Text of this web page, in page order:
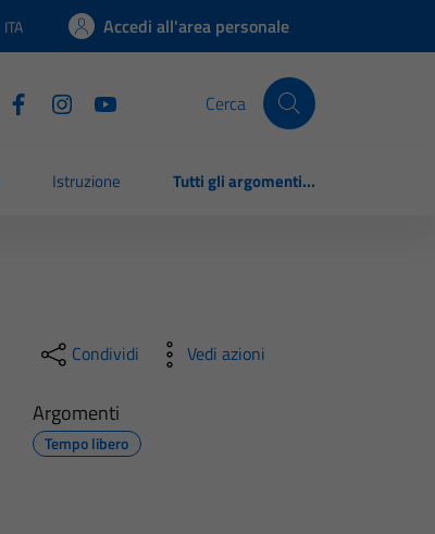
Lingua attiva:
ITA Accedi all'area personale
Cerca
Istruzione Tutti gli argomenti...
Condividi Vedi azioni
Argomenti
Tempo libero